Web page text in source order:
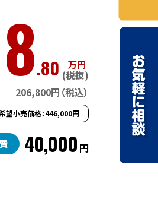
.80
万円
(税抜)
206,800円（税込）
望小売価格：446,000円
40,000 円